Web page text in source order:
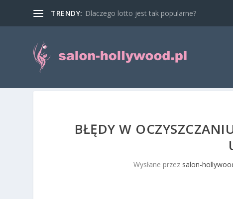
TRENDY: Dlaczego lotto jest tak popularne?
BŁĘDY W
Wysłane przez salon-